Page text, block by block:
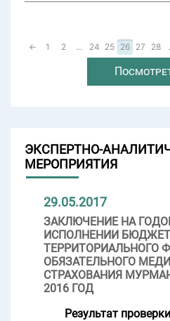
← 1 2 ... 24 25 26 27 28
ЭКСПЕРТНО-
МЕРОПРИЯТИЯ
29.05.2017
ЗАКЛЮЧЕНИЕ НА
ИСПОЛНЕНИИ
ТЕРРИТОРИАЛЬНОГО
ОБЯЗАТЕЛЬНОГО
СТРАХОВАНИЯ
2016 ГОД
Результат проверки